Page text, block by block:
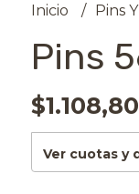
Inicio Pins
Pins
$1.108,80
Ver cuotas y